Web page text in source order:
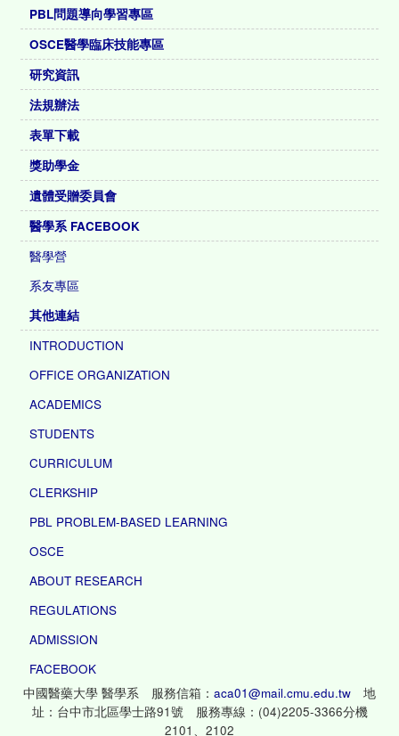
PBL問題導向學習專區
OSCE醫學臨床技能專區
研究資訊
法規辦法
表單下載
獎助學金
遺體受贈委員會
醫學系 FACEBOOK
醫學營
系友專區
其他連結
INTRODUCTION
OFFICE ORGANIZATION
ACADEMICS
STUDENTS
CURRICULUM
CLERKSHIP
PBL PROBLEM-BASED LEARNING
OSCE
ABOUT RESEARCH
REGULATIONS
ADMISSION
FACEBOOK
中國醫藥大學 醫學系 服務信箱： aca01@mail.cmu.edu.tw 地
址：台中市北區學士路91號 服務專線：(04)2205-3366分機
2101、2102